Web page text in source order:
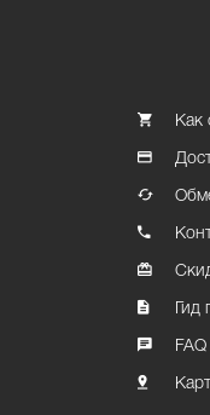
Как
FAQ